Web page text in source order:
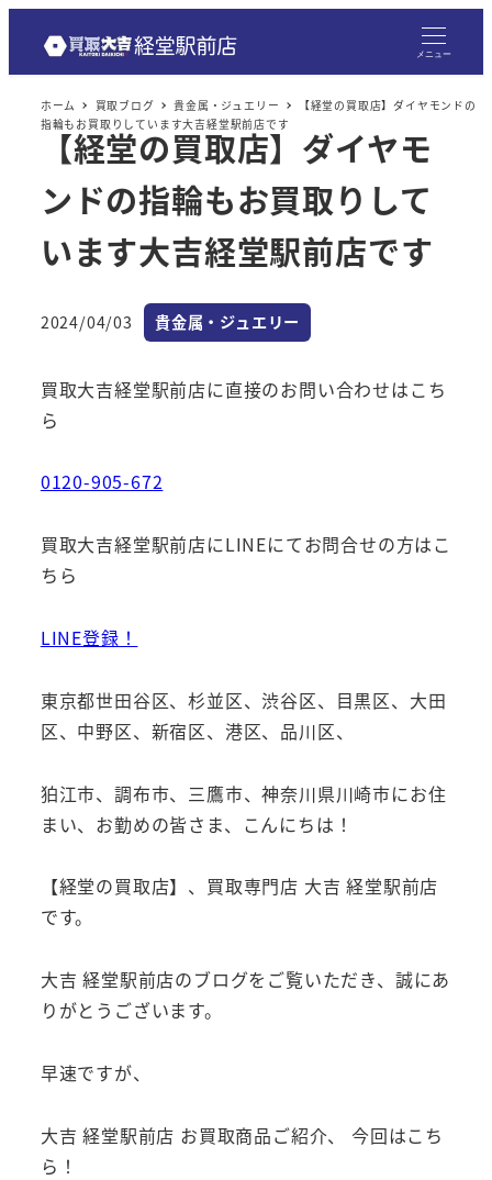
メニュー
ホーム 買取ブログ 貴金属・ジュエリー
【経堂の買取店】ダイヤモンドの
指輪もお買取りしています大吉経堂駅前店です
【経堂の買取店】ダイヤモ
ンドの指輪もお買取りして
います大吉経堂駅前店です
投稿日
2024/04/03 カテゴリー
貴金属・ジュエリー
買取大吉経堂駅前店に直接のお問い合わせはこち
ら
0120-905-672
買取大吉経堂駅前店にLINEにてお問合せの方はこ
ちら
LINE登録！
東京都世田谷区、杉並区、渋谷区、目黒区、大田
区、中野区、新宿区、港区、品川区、
狛江市、調布市、三鷹市、神奈川県川崎市にお住
まい、お勤めの皆さま、こんにちは！
【経堂の買取店】、買取専門店 大吉 経堂駅前店
です。
大吉 経堂駅前店のブログをご覧いただき、誠にあ
りがとうございます。
早速ですが、
大吉 経堂駅前店 お買取商品ご紹介、 今回はこち
ら！